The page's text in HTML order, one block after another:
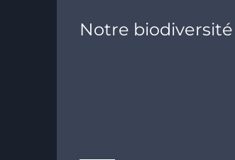
Notre biodiversité